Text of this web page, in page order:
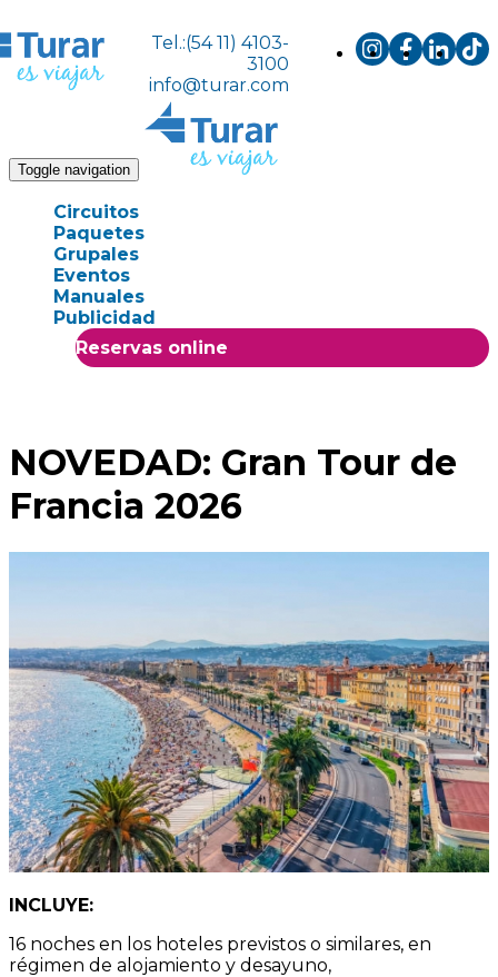
Tel.:(54 11) 4103-
3100
info@turar.com
Toggle navigation
Circuitos
Paquetes
Grupales
Eventos
Manuales
Publicidad
Reservas online
NOVEDAD: Gran Tour de
Francia 2026
INCLUYE:
16 noches en los hoteles previstos o similares, en
régimen de alojamiento y desayuno,